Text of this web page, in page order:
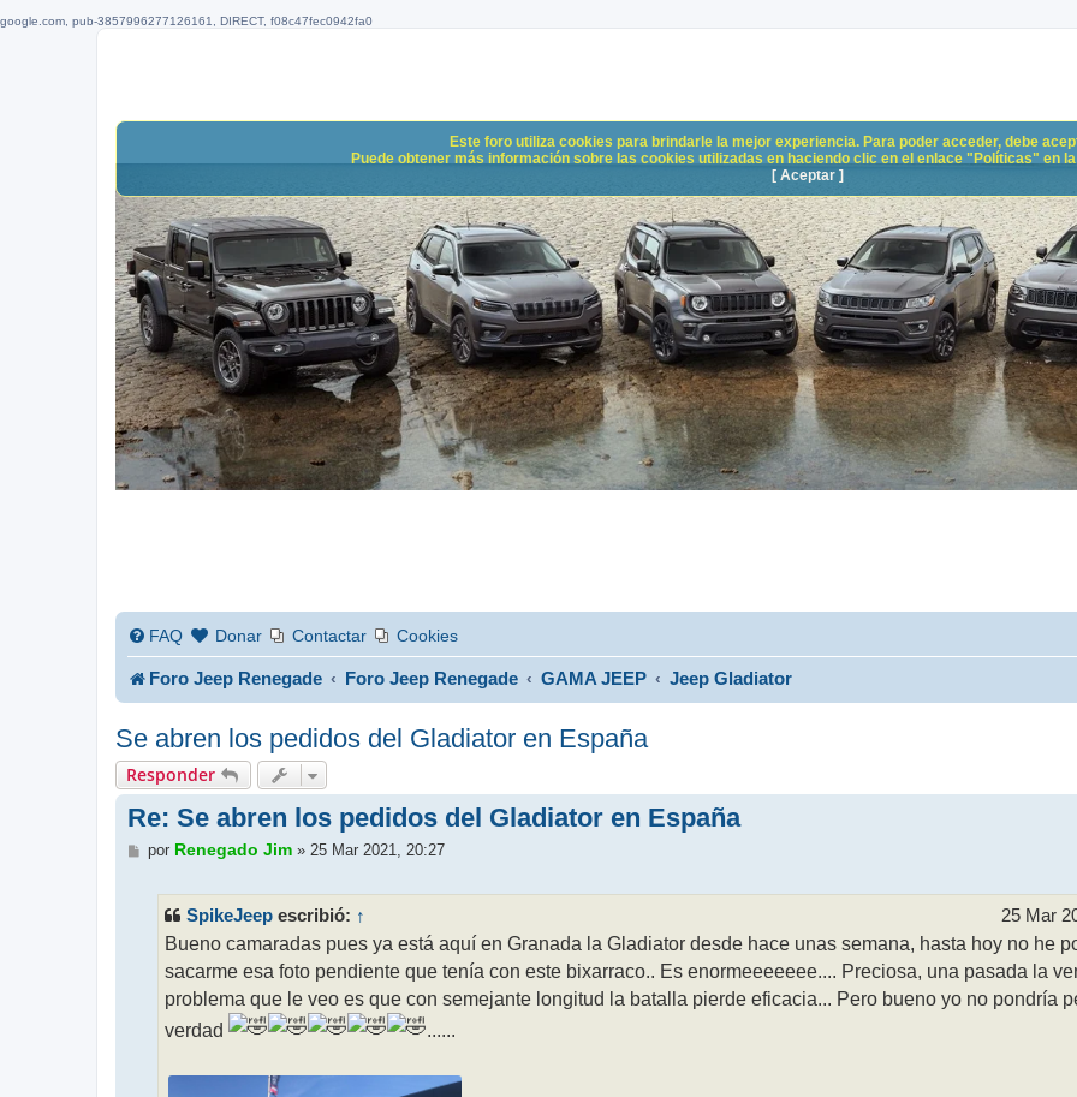
google.com, pub-3857996277126161, DIRECT, f08c47fec0942fa0
FAQ Donar Contactar Cookies
Foro Jeep Renegade Foro Jeep Renegade GAMA JEEP Jeep Gladiator
Se abren los pedidos del Gladiator en España
Responder
Re: Se abren los pedidos del Gladiator en España
M
por Renegado Jim» 25 Mar 2021, 20:27
SpikeJeep escribió: ↑ 25 Mar
Bueno camaradas pues ya está aquí en Granada la Gladiator desde hace unas semana, hasta hoy no he
sacarme esa foto pendiente que tenía con este bixarraco.. Es enormeeeeeee.... Preciosa, una pasada la
problema que le veo es que con semejante longitud la batalla pierde eficacia... Pero bueno yo no pondría
verdad
......
Este foro utiliza cookies para brindarle la mejor experiencia. Para poder acceder, debe
Puede obtener más información sobre las cookies utilizadas en haciendo clic en el enlace "Políticas" en
[ Aceptar ]